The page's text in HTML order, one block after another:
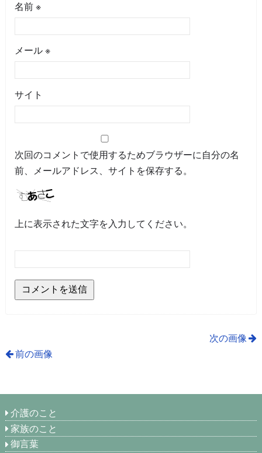
名前 ※
メール ※
サイト
次回のコメントで使用するためブラウザーに自分の名
前、メールアドレス、サイトを保存する。
上に表示された文字を入力してください。
次の画像
前の画像
介護のこと
家族のこと
御言葉